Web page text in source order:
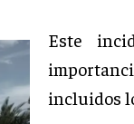
Este
incluidos